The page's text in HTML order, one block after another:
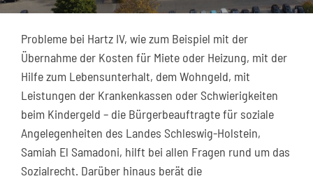
Probleme bei Hartz IV, wie zum Beispiel mit der
Übernahme der Kosten für Miete oder Heizung, mit der
Hilfe zum Lebensunterhalt, dem Wohngeld, mit
Leistungen der Krankenkassen oder Schwierigkeiten
beim Kindergeld – die Bürgerbeauftragte für soziale
Angelegenheiten des Landes Schleswig-Holstein,
Samiah El Samadoni, hilft bei allen Fragen rund um das
Sozialrecht. Darüber hinaus berät die